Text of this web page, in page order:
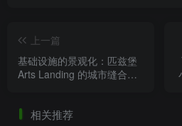
新华滨水公园提供了一个关于
真正的韧性并非仅仅是能够抵御洪
上一篇
基础设施的景观化：匹兹堡
Arts Landing 的城市缝合逻
相关推荐